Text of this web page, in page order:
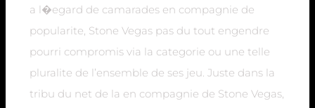
a l�egard de camarades en compagnie de
popularite, Stone Vegas pas du tout engendre
pourri compromis via la categorie ou une telle
pluralite de l’ensemble de ses jeu. Juste dans la
tribu du net de la en compagnie de Stone Vegas,